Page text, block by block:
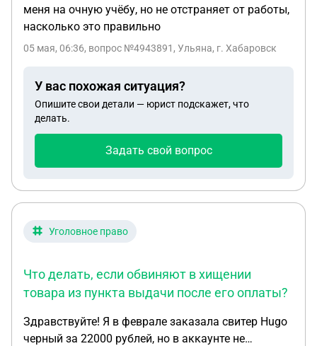
меня на очную учёбу, но не отстраняет от работы,
насколько это правильно
05 мая, 06:36, вопрос №4943891, Ульяна, г. Хабаровск
У вас похожая ситуация?
Опишите свои детали — юрист подскажет, что
делать.
Задать свой вопрос
Уголовное право
Что делать, если обвиняют в хищении
товара из пункта выдачи после его оплаты?
Здравствуйте! Я в феврале заказала свитер Hugo
черный за 22000 рублей, но в аккаунте не